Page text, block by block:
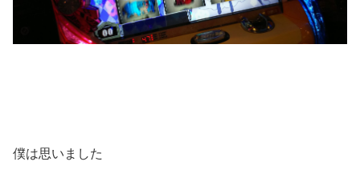
僕は思いました